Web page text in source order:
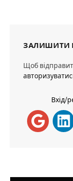
ЗАЛИШИТИ
Щоб
Вхід/